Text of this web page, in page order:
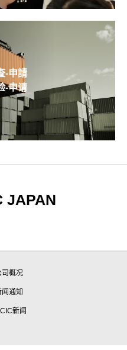
-申請
-申请
JAPAN
司概况
闻通知
新闻